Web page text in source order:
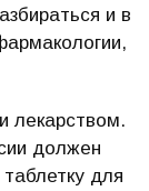
и в
лекарством.
должен
для